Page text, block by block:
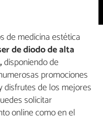
de medicina estética
de diodo de alta
disponiendo de
promociones
disfrutes de los mejores
solicitar
online como en el